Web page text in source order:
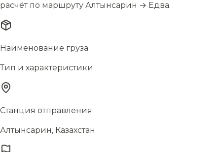
расчёт по маршруту Алтынсарин → Едва.
Наименование груза
Тип и характеристики
Станция отправления
Алтынсарин, Казахстан